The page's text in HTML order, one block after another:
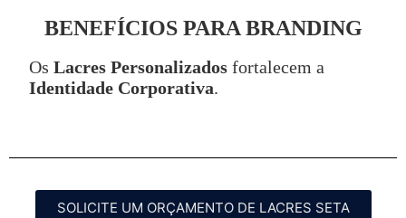
BENEFÍCIOS PARA BRANDING
Os Lacres Personalizados fortalecem a
Identidade Corporativa.
SOLICITE UM ORÇAMENTO DE LACRES SETA